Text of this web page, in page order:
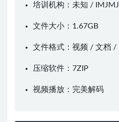
培训机构：未知 / IMJMJ
文件大小：1.67GB
文件格式：视频 / 文档 /
压缩软件： 7ZIP
视频播放： 完美解码